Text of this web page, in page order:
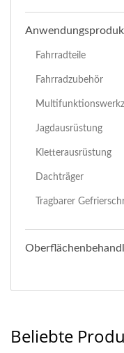
Fahrradteile
Fahrradzubehör
Jagdausrüstung
Kletterausrüstung
Dachträger
Tragbarer
Beliebte